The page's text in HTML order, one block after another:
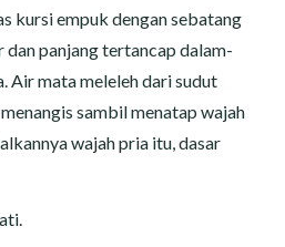
kursi empuk dengan sebatang
dan panjang tertancap dalam-
Air mata meleleh dari sudut
sambil menatap wajah
wajah pria itu, dasar